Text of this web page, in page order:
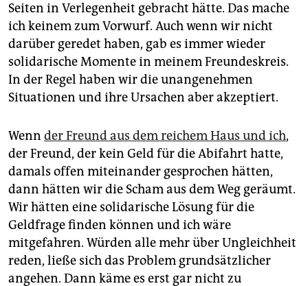
Seiten in Verlegenheit gebracht hätte. Das mache
ich keinem zum Vorwurf. Auch wenn wir nicht
darüber geredet haben, gab es immer wieder
solidarische Momente in meinem Freundeskreis.
In der Regel haben wir die unangenehmen
Situationen und ihre Ursachen aber akzeptiert.
Wenn der Freund aus dem reichem Haus und ich,
der Freund, der kein Geld für die Abifahrt hatte,
damals offen miteinander gesprochen hätten,
dann hätten wir die Scham aus dem Weg geräumt.
Wir hätten eine solidarische Lösung für die
Geldfrage finden können und ich wäre
mitgefahren. Würden alle mehr über Ungleichheit
reden, ließe sich das Problem grundsätzlicher
angehen. Dann käme es erst gar nicht zu